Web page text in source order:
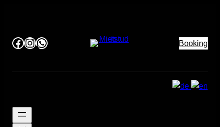
Facebook InstagramWhatsApp Booking